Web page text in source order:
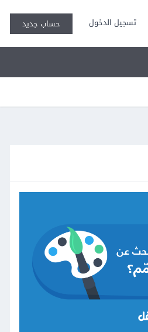
تسجيل الدخول حساب جديد